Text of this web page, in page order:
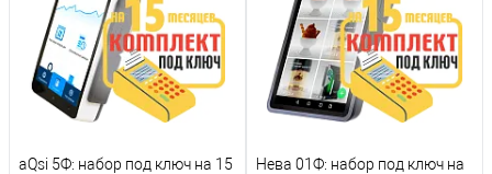
aQsi 5Ф: набор под ключ на 15
Нева 01Ф: набор под ключ на